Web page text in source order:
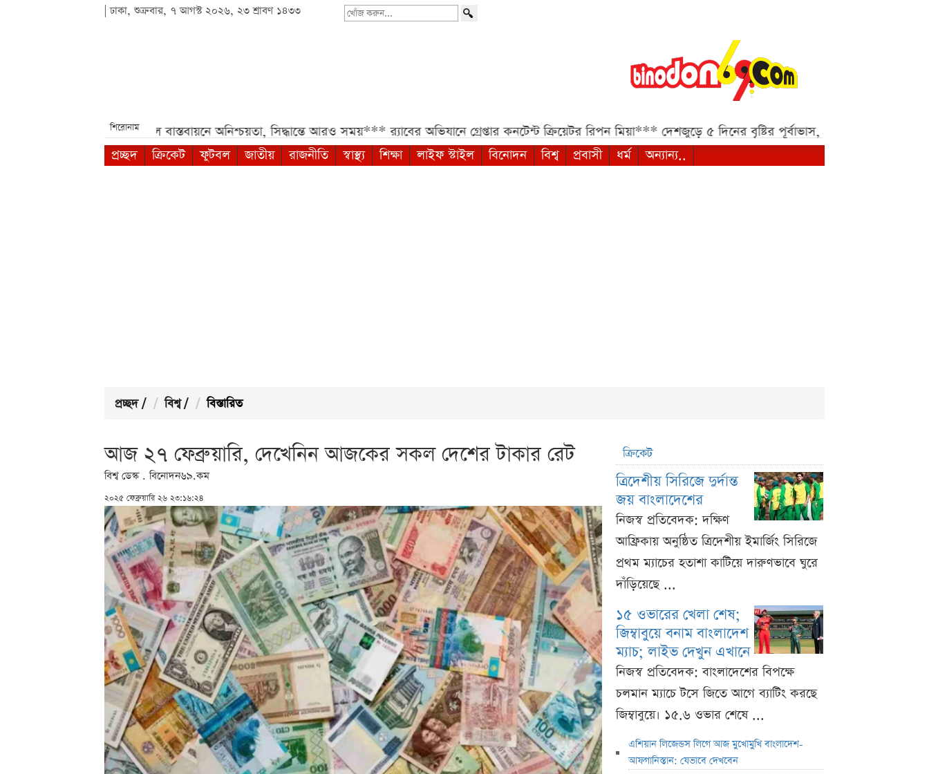
| ঢাকা, শুক্রবার, ৭ আগস্ট ২০২৬, ২৩ শ্রাবণ ১৪৩৩
খোঁজ
শিরোনাম
নবম পে-স্কেল বাস্তবায়নে অনিশ্চয়তা, সিদ্ধান্তে আরও সময়*** র‍্যাবের অভিযানে গ্রেপ্তার কনটেন্ট ক্রিয়েটর রিপন মিয়া*** দেশজুড়ে ৫ দিনের বৃষ্টির পূর্বাভাস, হতে পারে ভারী বর্ষণ***
প্রচ্ছদ
ক্রিকেট ফুটবল জাতীয় রাজনীতি স্বাস্থ্য শিক্ষা লাইফ স্টাইল বিনোদন বিশ্ব প্রবাসী ধর্ম অন্যান্য..
প্রচ্ছদ / বিশ্ব / বিস্তারিত
আজ ২৭ ফেব্রুয়ারি, দেখেনিন আজকের সকল দেশের টাকার রেট
বিশ্ব ডেস্ক . বিনোদন৬৯.কম
২০২৫ ফেব্রুয়ারি ২৬ ২৩:১৬:২৪
ক্রিকেট
ত্রিদেশীয় সিরিজে দুর্দান্ত
জয় বাংলাদেশের
নিজস্ব প্রতিবেদক: দক্ষিণ
আফ্রিকায় অনুষ্ঠিত ত্রিদেশীয় ইমার্জিং সিরিজে
প্রথম ম্যাচের হতাশা কাটিয়ে দারুণভাবে ঘুরে
দাঁড়িয়েছে ...
১৫ ওভারের খেলা শেষ;
জিম্বাবুয়ে বনাম বাংলাদেশ
ম্যাচ; লাইভ দেখুন এখানে
নিজস্ব প্রতিবেদক: বাংলাদেশের বিপক্ষে
চলমান ম্যাচে টসে জিতে আগে ব্যাটিং করছে
জিম্বাবুয়ে। ১৫.৬ ওভার শেষে ...
এশিয়ান লিজেন্ডস লিগে আজ মুখোমুখি বাংলাদেশ-
আফগানিস্তান: যেভাবে দেখবেন